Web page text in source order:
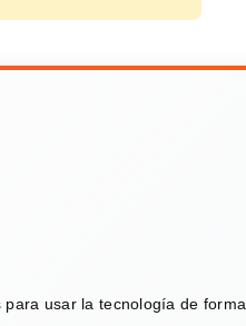
usar la tecnología de forma